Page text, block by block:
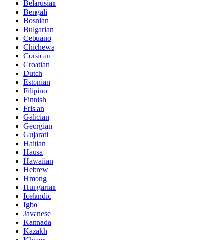
Belarusian
Bengali
Bosnian
Bulgarian
Cebuano
Chichewa
Corsican
Croatian
Dutch
Estonian
Filipino
Finnish
Frisian
Galician
Georgian
Gujarati
Haitian
Hausa
Hawaiian
Hebrew
Hmong
Hungarian
Icelandic
Igbo
Javanese
Kannada
Kazakh